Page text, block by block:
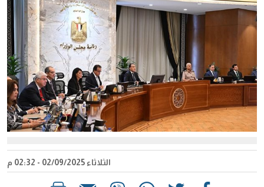
الثلاثاء 02/09/2025 - 02:32 م